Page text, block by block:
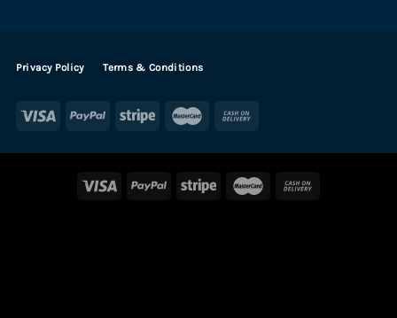
Privacy Policy Terms & Conditions